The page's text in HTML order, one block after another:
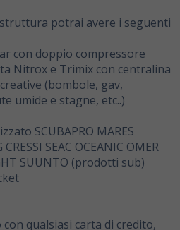
potrai avere i seguenti
con doppio compressore
Nitrox e Trimix con centralina
(bombole, gav,
umide e stagne, etc..)
SCUBAPRO MARES
SEAC OCEANIC OMER
SUUNTO (prodotti sub)
qualsiasi carta di credito,